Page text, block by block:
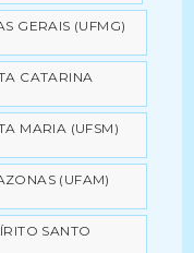
GERAIS (UFMG)
CATARINA
MARIA (UFSM)
(UFAM)
SANTO